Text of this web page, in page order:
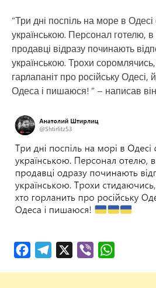
“Три дні поспіль на море в
українською. Персонал готелю,
продавці відразу починають
українською. Трохи
гарлапаніт про російську Одесі,
Одеса і пишаюся! ” – написав
FacebookTelegram Viber